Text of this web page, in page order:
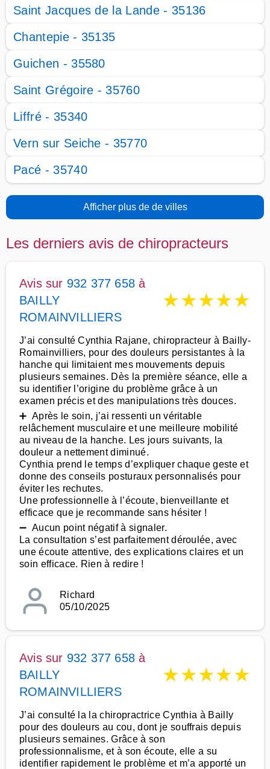
Saint Jacques de la Lande - 35136
Chantepie - 35135
Guichen - 35580
Saint Grégoire - 35760
Liffré - 35340
Vern sur Seiche - 35770
Pacé - 35740
Afficher plus de de villes
Les derniers avis de chiropracteurs
Avis sur 932 377 658 à
BAILLY
ROMAINVILLIERS
★★★★★
J’ai consulté Cynthia Rajane, chiropracteur à Bailly-
Romainvilliers, pour des douleurs persistantes à la
hanche qui limitaient mes mouvements depuis
plusieurs semaines. Dès la première séance, elle a
su identifier l’origine du problème grâce à un
examen précis et des manipulations très douces.
➕ Après le soin, j’ai ressenti un véritable
relâchement musculaire et une meilleure mobilité
au niveau de la hanche. Les jours suivants, la
douleur a nettement diminué.
Cynthia prend le temps d’expliquer chaque geste et
donne des conseils posturaux personnalisés pour
éviter les rechutes.
Une professionnelle à l’écoute, bienveillante et
efficace que je recommande sans hésiter !
➖ Aucun point négatif à signaler.
La consultation s’est parfaitement déroulée, avec
une écoute attentive, des explications claires et un
soin efficace. Rien à redire !
Richard
05/10/2025
Avis sur 932 377 658 à
BAILLY
ROMAINVILLIERS
★★★★★
J’ai consulté la la chiropractrice Cynthia à Bailly
pour des douleurs au cou, dont je souffrais depuis
plusieurs semaines. Grâce à son
professionnalisme, et à son écoute, elle a su
identifier rapidement le problème et m’a apporté un